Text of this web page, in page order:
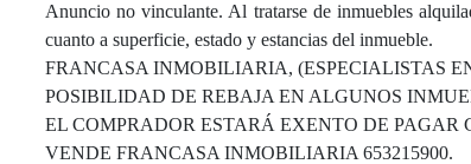
Anuncio no vinculante. Al tratarse de inmuebles
cuanto a superficie, estado y estancias del inmueble.
FRANCASA INMOBILIARIA, (ESPECIALISTAS
POSIBILIDAD DE REBAJA EN ALGUNOS
EL COMPRADOR ESTARÁ EXENTO DE
VENDE FRANCASA INMOBILIARIA 653215900.